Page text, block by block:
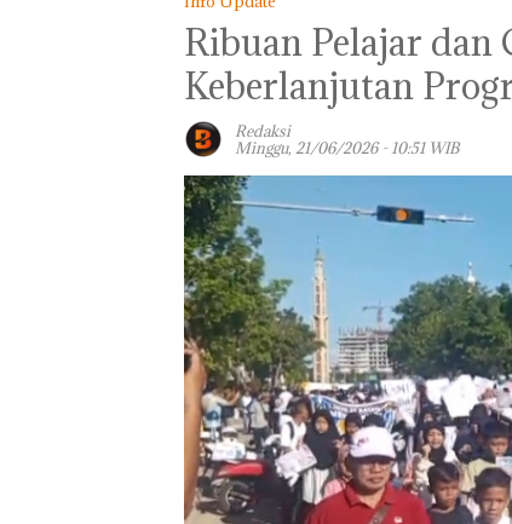
Ribuan Pelajar
Keberlanjutan
Redaksi
Minggu, 21/06/2026 - 10:51 WIB